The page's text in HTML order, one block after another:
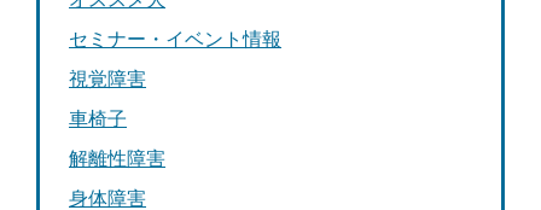
セミナー・イベント情報
視覚障害
車椅子
解離性障害
身体障害